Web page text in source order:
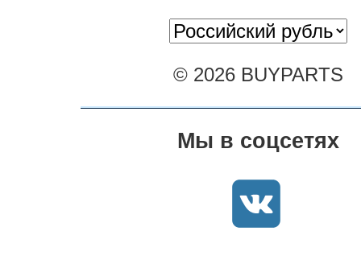
© 2026 BUYPARTS
Мы в соцсетях